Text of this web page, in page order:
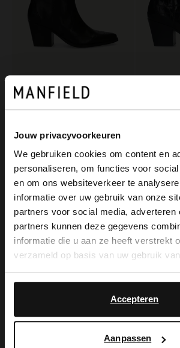
Jouw privacyvoorkeuren
We gebruiken cookies om content en
personaliseren, om functies voor
en om ons websiteverkeer te
informatie over uw gebruik van onze
partners voor social media, adverteren
partners kunnen deze gegevens
informatie die u aan ze heeft verstrekt
verzameld op basis van uw gebruik
Accepteren
Aanpassen
Manfield
Schwarze Western Boots aus Leder
Braune Veloursleder-Cowboystiefel mit Fransen
-40%
-10% EXTRA
-10%
View this website in
It looks like your language isn't
you like to switch to English?
English